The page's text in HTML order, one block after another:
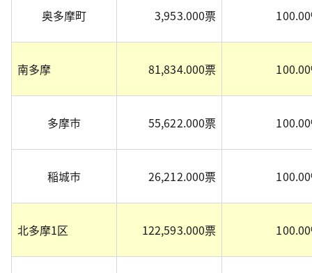
奥多摩町 3,953.000票
南多摩 81,834.000票
多摩市 55,622.000票
稲城市 26,212.000票
北多摩1区 122,593.000票